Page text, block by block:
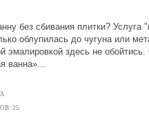
без сбивания плитки? Услуга
облупилась до чугуна или
эмалировкой здесь не
ванна»...
25